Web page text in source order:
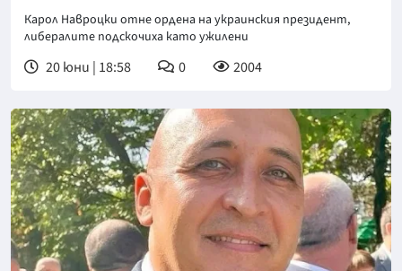
Карол Навроцки отне ордена на украинския президент,
либералите подскочиха като ужилени
20 юни | 18:58 0 2004